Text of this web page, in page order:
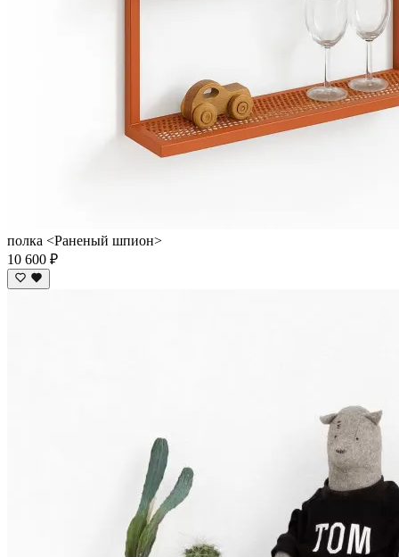
полка <Раненый шпион>
10 600 ₽